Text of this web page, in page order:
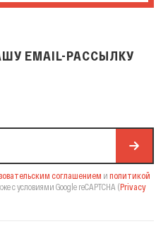
EMAIL-РАССЫЛКУ
соглашением и политикой
с условиями Google reCAPTCHA (Privacy